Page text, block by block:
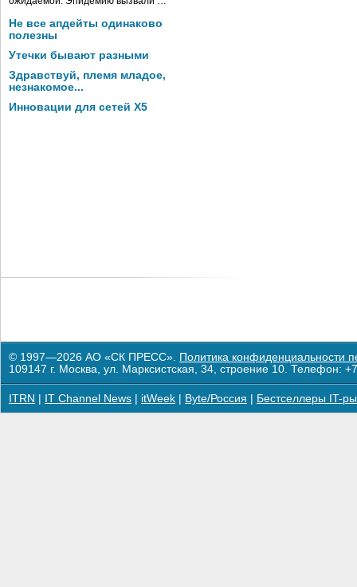
Не все апдейты одинаково
полезны
Утечки бывают разными
Здравствуй, племя младое,
незнакомое...
Инновации для сетей X5
© 1997—2026 АО «СК ПРЕСС». Политика конфиденциальности
109147 г. Москва, ул. Марксистская, 34, строение 10. Телефон:
ITRN IT Channel News itWeek Byte/Россия Бестселлеры IT-